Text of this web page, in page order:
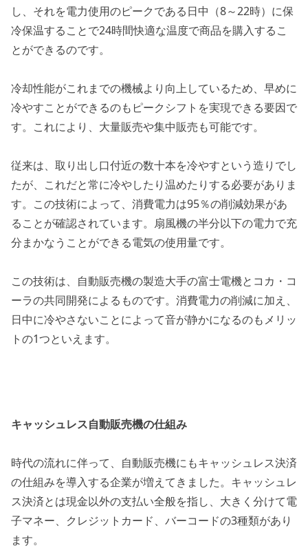
し、それを電力使用のピークである日中（8～22時）に保
冷保温することで24時間快適な温度で商品を購入するこ
とができるのです。
冷却性能がこれまでの機械より向上しているため、早めに
冷やすことができるのもピークシフトを実現できる要因で
す。これにより、大量販売や集中販売も可能です。
従来は、取り出し口付近の数十本を冷やすという造りでし
たが、これだと常に冷やしたり温めたりする必要がありま
す。この技術によって、消費電力は95％の削減効果があ
ることが確認されています。扇風機の半分以下の電力で充
分まかなうことができる電気の使用量です。
この技術は、自動販売機の製造大手の富士電機とコカ・コ
ーラの共同開発によるものです。消費電力の削減に加え、
日中に冷やさないことによって音が静かになるのもメリッ
トの1つといえます。
キャッシュレス自動販売機の仕組み
時代の流れに伴って、自動販売機にもキャッシュレス決済
の仕組みを導入する企業が増えてきました。キャッシュレ
ス決済とは現金以外の支払い全般を指し、大きく分けて電
子マネー、クレジットカード、バーコードの3種類があり
ます。